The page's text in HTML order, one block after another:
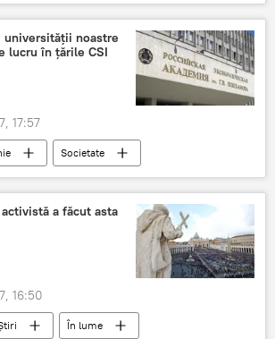
pumn
intransigent
noastre
lucru în țările CSI
17:57
Societate
CSI
absolventia făcut asta
16:50
În lume